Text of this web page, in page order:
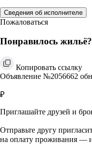
Сведения об исполнителе
Пожаловаться
Понравилось
Копировать ссылку
Объявление №2056662
₽
Приглашайте друзей и
Отправьте другу
на оплату проживания —